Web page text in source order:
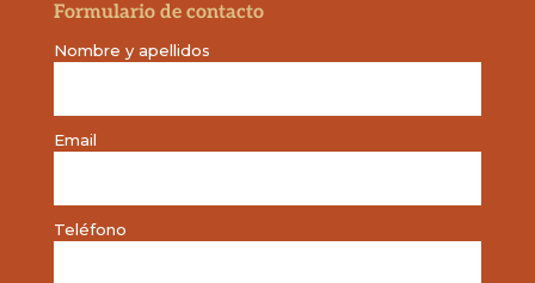
Formulario de contacto
Nombre y apellidos
Email
Teléfono